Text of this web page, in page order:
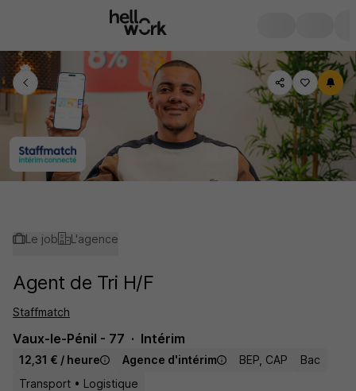
Le job L'agence
Agent de Tri H/F
Staffmatch
Vaux-le-Pénil - 77 Intérim
12,31 € / heure Agence d'intérim BEP, CAP
Bac
Transport • Logistique